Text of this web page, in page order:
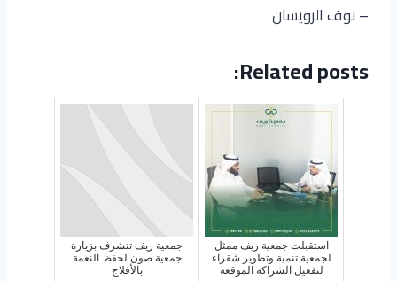
– نوف الرويسان
Related posts:
استقبلت جمعية ريف ممثل
لجمعية تنمية وتطوير شقراء
لتفعيل الشراكة الموقعة
جمعية ريف تتشرف بزيارة
جمعية صون لحفظ النعمة
بالأفلاج